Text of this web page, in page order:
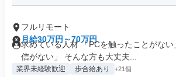
フルリモート
月給30万円～70万円
求めている人材 「PCを触ったことがな
信がない」 そんな方も大丈夫...
業界未経験歓迎 歩合給あり +21個